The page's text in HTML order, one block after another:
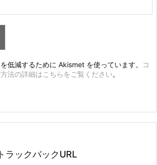
低減するために Akismet を使っています。
コ
法の詳細はこちらをご覧ください。
ラックバックURL